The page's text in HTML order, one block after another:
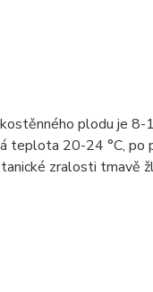
plodu je 8-
teplota 20-24 °C, po
zralosti tmavě